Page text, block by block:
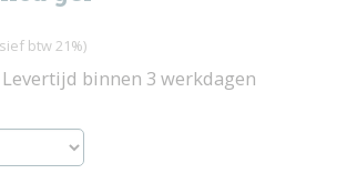
btw 21%)
binnen 3 werkdagen